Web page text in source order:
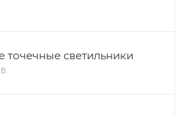
точечные светильники